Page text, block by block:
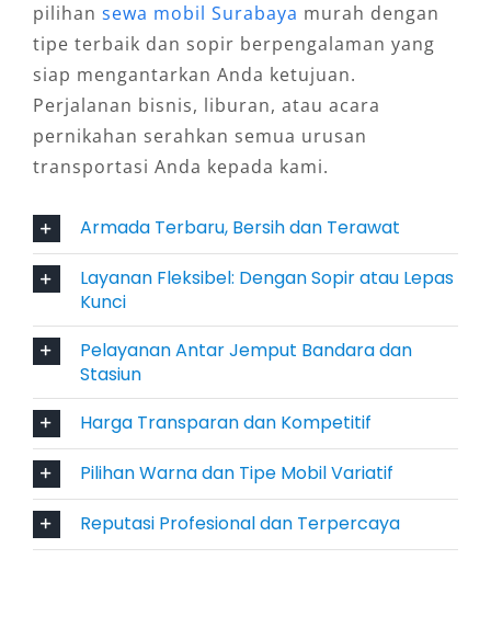
berbagai kondisi jalan. Baik di jalanan padat
kota Surabaya maupun rute tol menuju daerah
sekitar seperti Malang atau Banyuwangi, mobil
ini menawarkan akselerasi halus dan irit bahan
bakar. Banyak penyedia jasa rental Camry
Surabaya lepas kunci yang merekomendasikan
sendiri dalam durasi harian 24 jam maupun
sewa bulanan.
4. Fitur Keamanan Terkini
Toyota menyematkan berbagai sistem
keselamatan aktif seperti Toyota Safety Sense
(TSS), blind spot monitor, hingga rear cross
traffic alert. Fitur ini meningkatkan rasa aman,
baik untuk pengemudi maupun penumpang.
Bagi pelanggan yang mengutamakan keamanan
pilihan sewa mobil Surabaya murah dengan
tipe terbaik dan sopir berpengalaman yang
siap mengantarkan Anda ketujuan.
Perjalanan bisnis, liburan, atau acara
pernikahan serahkan semua urusan
transportasi Anda kepada kami.
Armada Terbaru, Bersih dan Terawat
Layanan Fleksibel: Dengan Sopir atau Lepas
Kunci
Pelayanan Antar Jemput Bandara dan
Stasiun
Harga Transparan dan Kompetitif
Pilihan Warna dan Tipe Mobil Variatif
Reputasi Profesional dan Terpercaya